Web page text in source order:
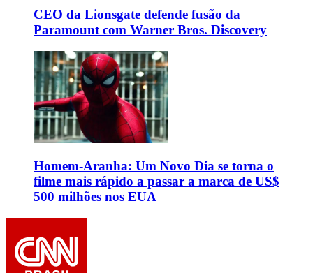
CEO da Lionsgate defende fusão da
Paramount com Warner Bros. Discovery
Homem-Aranha: Um Novo Dia se torna o
filme mais rápido a passar a marca de US$
500 milhões nos EUA